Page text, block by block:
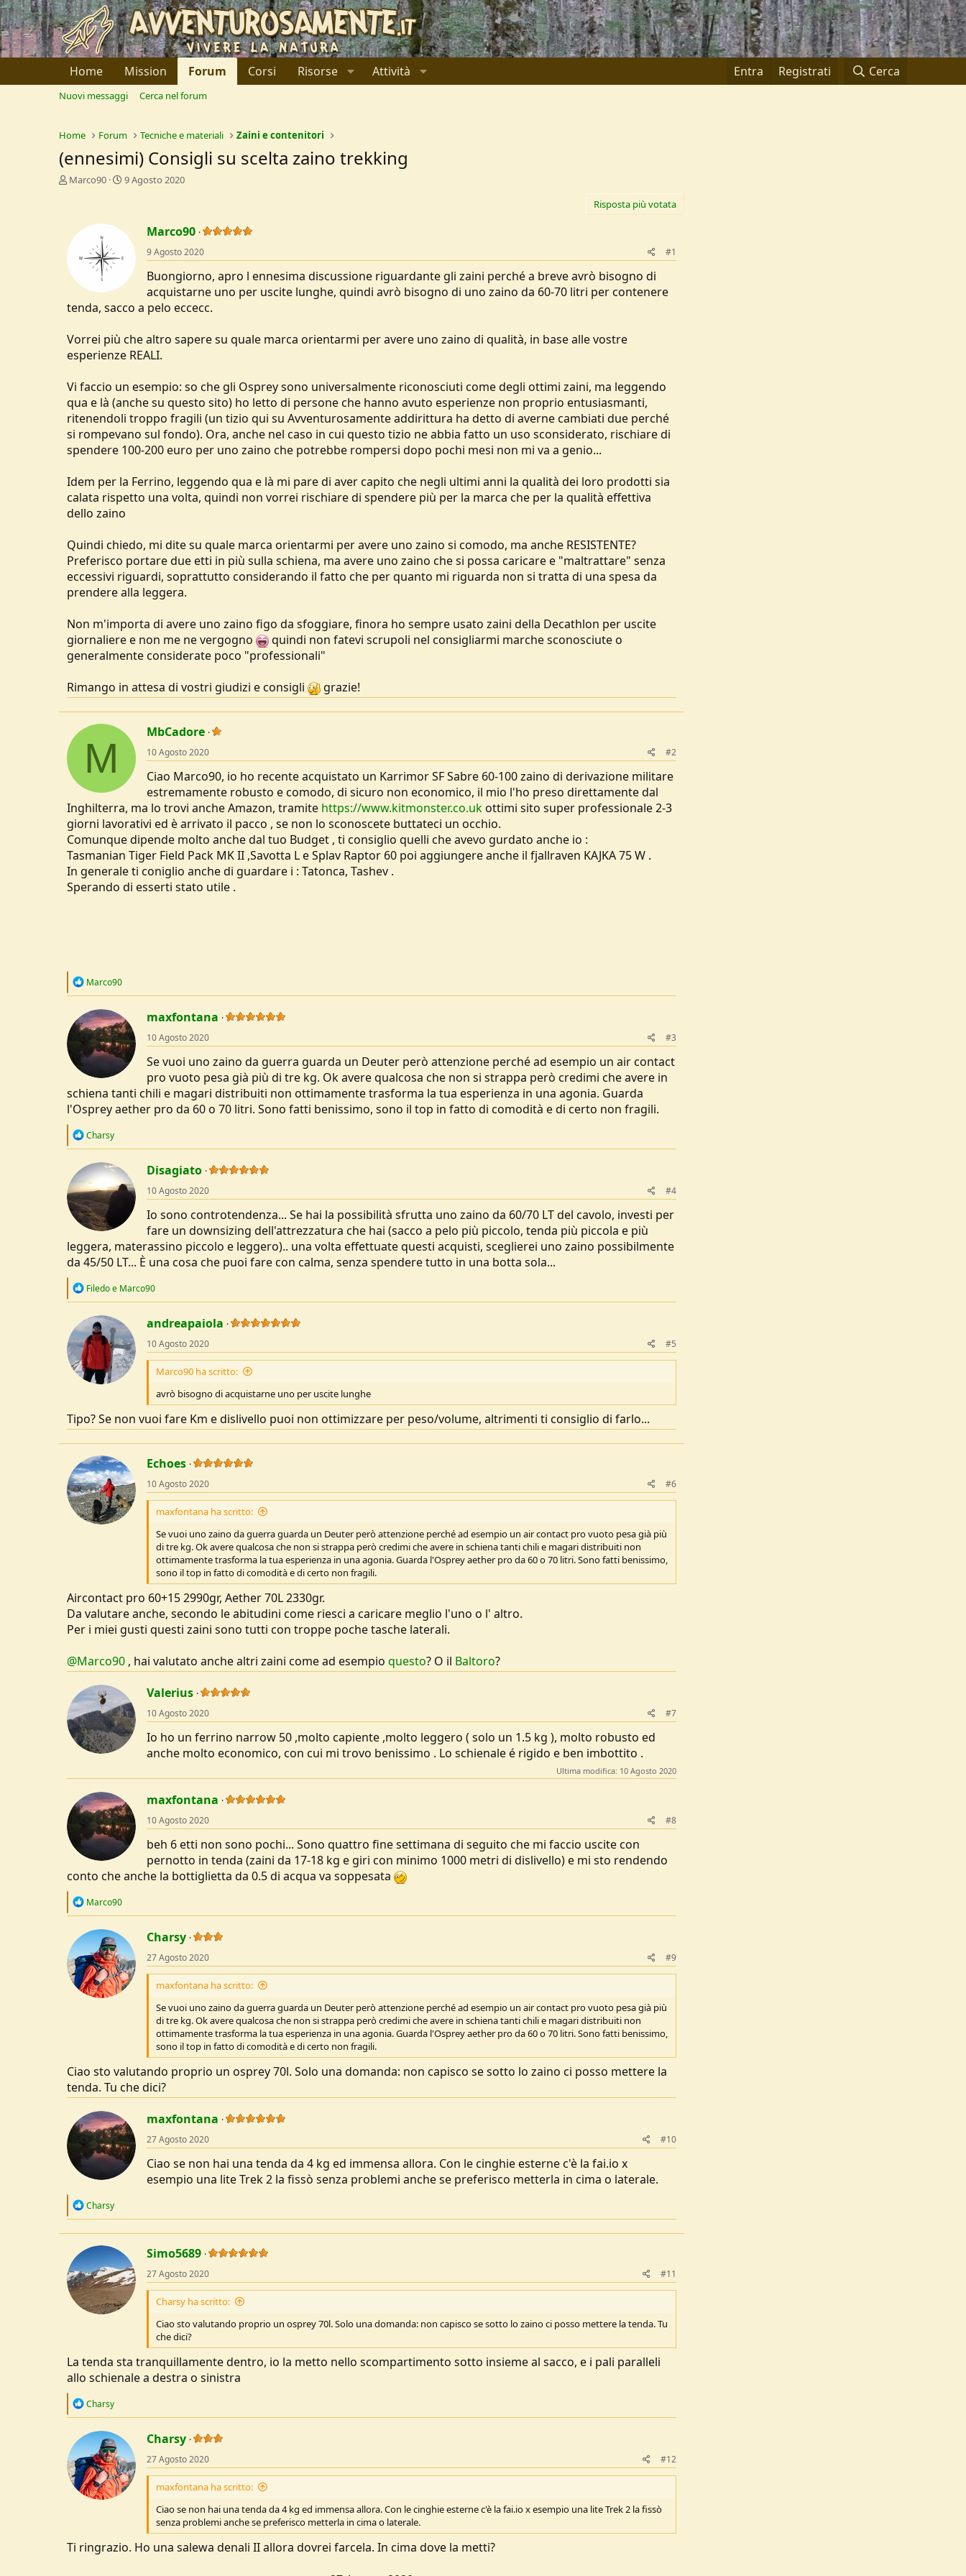
Home Mission Forum Corsi Risorse Attività Entra Registrati Cerca
Nuovi messaggi Cerca nel forum
Home Forum Tecniche e materiali Zaini e contenitori
(ennesimi) Consigli su scelta zaino trekking
C
o
e
D
s
u
s
s
o
n
e
Marco90
D
d
i
i
9 Agosto 2020
Risposta più votata
Marco90
9 Agosto 2020 #1
Buongiorno, apro l ennesima discussione riguardante gli zaini perché a breve avrò bisogno di
acquistarne uno per uscite lunghe, quindi avrò bisogno di uno zaino da 60-70 litri per contenere
tenda, sacco a pelo eccecc.
Vorrei più che altro sapere su quale marca orientarmi per avere uno zaino di qualità, in base alle vostre
esperienze REALI.
Vi faccio un esempio: so che gli Osprey sono universalmente riconosciuti come degli ottimi zaini, ma leggendo
qua e là (anche su questo sito) ho letto di persone che hanno avuto esperienze non proprio entusiasmanti,
ritenendoli troppo fragili (un tizio qui su Avventurosamente addirittura ha detto di averne cambiati due perché
si rompevano sul fondo). Ora, anche nel caso in cui questo tizio ne abbia fatto un uso sconsiderato, rischiare di
spendere 100-200 euro per uno zaino che potrebbe rompersi dopo pochi mesi non mi va a genio...
Idem per la Ferrino, leggendo qua e là mi pare di aver capito che negli ultimi anni la qualità dei loro prodotti sia
calata rispetto una volta, quindi non vorrei rischiare di spendere più per la marca che per la qualità effettiva
dello zaino
Quindi chiedo, mi dite su quale marca orientarmi per avere uno zaino si comodo, ma anche RESISTENTE?
Preferisco portare due etti in più sulla schiena, ma avere uno zaino che si possa caricare e "maltrattare" senza
eccessivi riguardi, soprattutto considerando il fatto che per quanto mi riguarda non si tratta di una spesa da
prendere alla leggera.
Non m'importa di avere uno zaino figo da sfoggiare, finora ho sempre usato zaini della Decathlon per uscite
giornaliere e non me ne vergogno
quindi non fatevi scrupoli nel consigliarmi marche sconosciute o
generalmente considerate poco "professionali"
Rimango in attesa di vostri giudizi e consigli
grazie!
M
MbCadore
10 Agosto 2020 #2
Ciao Marco90, io ho recente acquistato un Karrimor SF Sabre 60-100 zaino di derivazione militare
estremamente robusto e comodo, di sicuro non economico, il mio l'ho preso direttamente dal
Inghilterra, ma lo trovi anche Amazon, tramite https://www.kitmonster.co.ukottimi sito super professionale 2-3
giorni lavorativi ed è arrivato il pacco , se non lo sconoscete buttateci un occhio.
Comunque dipende molto anche dal tuo Budget , ti consiglio quelli che avevo gurdato anche io :
Tasmanian Tiger Field Pack MK II ,Savotta L e Splav Raptor 60 poi aggiungere anche il fjallraven KAJKA 75 W .
In generale ti coniglio anche di guardare i : Tatonca, Tashev .
Sperando di esserti stato utile .
R
c
t
n
s
Marco90
maxfontana
10 Agosto 2020 #3
Se vuoi uno zaino da guerra guarda un Deuter però attenzione perché ad esempio un air contact
pro vuoto pesa già più di tre kg. Ok avere qualcosa che non si strappa però credimi che avere in
schiena tanti chili e magari distribuiti non ottimamente trasforma la tua esperienza in una agonia. Guarda
l'Osprey aether pro da 60 o 70 litri. Sono fatti benissimo, sono il top in fatto di comodità e di certo non fragili.
R
c
t
i
o
n
s
Charsy
Disagiato
10 Agosto 2020 #4
Io sono controtendenza... Se hai la possibilità sfrutta uno zaino da 60/70 LT del cavolo, investi per
fare un downsizing dell'attrezzatura che hai (sacco a pelo più piccolo, tenda più piccola e più
leggera, materassino piccolo e leggero).. una volta effettuate questi acquisti, sceglierei uno zaino possibilmente
da 45/50 LT... È una cosa che puoi fare con calma, senza spendere tutto in una botta sola...
R
c
t
i
o
n
s
Filedoe Marco90
andreapaiola
10 Agosto 2020 #5
Marco90 ha scritto:
avrò bisogno di acquistarne uno per uscite lunghe
Tipo? Se non vuoi fare Km e dislivello puoi non ottimizzare per peso/volume, altrimenti ti consiglio di farlo...
Echoes
10 Agosto 2020 #6
maxfontana ha scritto:
Se vuoi uno zaino da guerra guarda un Deuter però attenzione perché ad esempio un air contact pro vuoto pesa già più
di tre kg. Ok avere qualcosa che non si strappa però credimi che avere in schiena tanti chili e magari distribuiti non
ottimamente trasforma la tua esperienza in una agonia. Guarda l'Osprey aether pro da 60 o 70 litri. Sono fatti benissimo,
sono il top in fatto di comodità e di certo non fragili.
Aircontact pro 60+15 2990gr, Aether 70L 2330gr.
Da valutare anche, secondo le abitudini come riesci a caricare meglio l'uno o l' altro.
Per i miei gusti questi zaini sono tutti con troppe poche tasche laterali.
@Marco90 , hai valutato anche altri zaini come ad esempio questo? O il Baltoro?
Valerius
10 Agosto 2020 #7
Io ho un ferrino narrow 50 ,molto capiente ,molto leggero ( solo un 1.5 kg ), molto robusto ed
anche molto economico, con cui mi trovo benissimo . Lo schienale é rigido e ben imbottito .
Ultima modifica: 10 Agosto 2020
maxfontana
10 Agosto 2020 #8
beh 6 etti non sono pochi... Sono quattro fine settimana di seguito che mi faccio uscite con
pernotto in tenda (zaini da 17-18 kg e giri con minimo 1000 metri di dislivello) e mi sto rendendo
conto che anche la bottiglietta da 0.5 di acqua va soppesata
R
c
t
i
o
n
s
Marco90
Charsy
27 Agosto 2020 #9
maxfontana ha scritto:
Se vuoi uno zaino da guerra guarda un Deuter però attenzione perché ad esempio un air contact pro vuoto pesa già più
di tre kg. Ok avere qualcosa che non si strappa però credimi che avere in schiena tanti chili e magari distribuiti non
ottimamente trasforma la tua esperienza in una agonia. Guarda l'Osprey aether pro da 60 o 70 litri. Sono fatti benissimo,
sono il top in fatto di comodità e di certo non fragili.
Ciao sto valutando proprio un osprey 70l. Solo una domanda: non capisco se sotto lo zaino ci posso mettere la
tenda. Tu che dici?
maxfontana
27 Agosto 2020 #10
Ciao se non hai una tenda da 4 kg ed immensa allora. Con le cinghie esterne c'è la fai.io x
esempio una lite Trek 2 la fissò senza problemi anche se preferisco metterla in cima o laterale.
R
t
i
o
n
s
:
Charsy
Simo5689
27 Agosto 2020 #11
Charsy ha scritto:
Ciao sto valutando proprio un osprey 70l. Solo una domanda: non capisco se sotto lo zaino ci posso mettere la tenda. Tu
che dici?
La tenda sta tranquillamente dentro, io la metto nello scompartimento sotto insieme al sacco, e i pali paralleli
allo schienale a destra o sinistra
R
c
t
i
o
n
s
Charsy
Charsy
27 Agosto 2020 #12
maxfontana ha scritto:
Ciao se non hai una tenda da 4 kg ed immensa allora. Con le cinghie esterne c'è la fai.io x esempio una lite Trek 2 la fissò
senza problemi anche se preferisco metterla in cima o laterale.
Ti ringrazio. Ho una salewa denali II allora dovrei farcela. In cima dove la metti?